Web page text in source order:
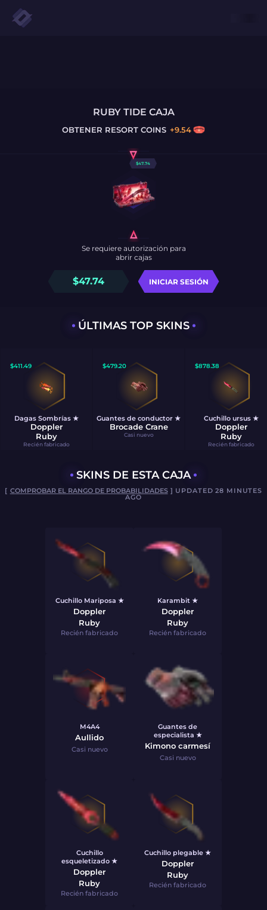
RUBY TIDE CAJA
OBTENER RESORT COINS +9.54
$47.74
$47.74 INICIAR SESIÓN
Se requiere autorización para
abrir cajas
ÚLTIMAS TOP SKINS
$411.49
Dagas Sombrías ★
Doppler
Ruby
Recién fabricado
$479.20
Guantes de conductor ★
Brocade Crane
Casi nuevo
$878.38
Cuchillo ursus ★
Doppler
Ruby
Recién fabricado
SKINS DE ESTA CAJA
[ COMPROBAR EL RANGO DE PROBABILIDADES] UPDATED 28 MINUTES
AGO
Cuchillo Mariposa ★
Doppler
Ruby
Recién fabricado
Karambit ★
Doppler
Ruby
Recién fabricado
M4A4
Aullido
Casi nuevo
Guantes de
especialista ★
Kimono carmesí
Casi nuevo
Cuchillo
esqueletizado ★
Doppler
Ruby
Recién fabricado
Cuchillo plegable ★
Doppler
Ruby
Recién fabricado